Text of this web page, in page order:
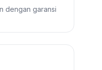
dengan garansi